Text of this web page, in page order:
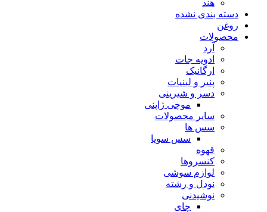
هند
دسته بندی نشده
روغن
محصولات
آرد
ادویه جات
ارگانیک
پنیر و لبنیات
دسر و شیرینی
موچی ژاپنی
سایر محصولات
سس ها
سس سویا
قهوه
کنسروها
لوازم سوشی
نودل و رشته
نوشیدنی
چای